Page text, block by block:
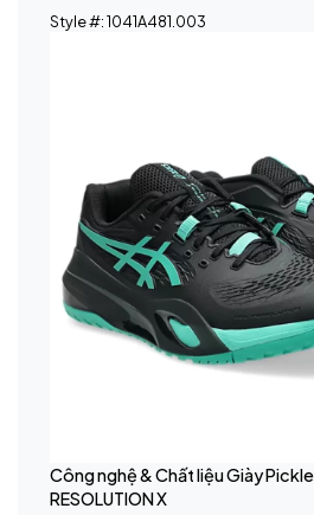
Style #: 1041A481.003
Công nghệ & Chất liệu Giày
RESOLUTION X